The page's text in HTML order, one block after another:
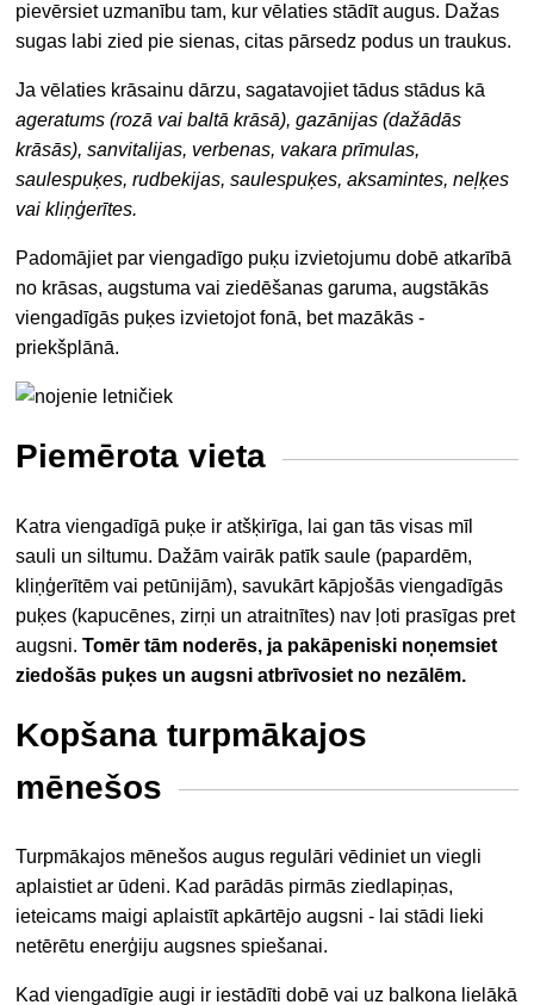
pievērsiet uzmanību tam, kur vēlaties stādīt augus. Dažas
sugas labi zied pie sienas, citas pārsedz podus un traukus.
Ja vēlaties krāsainu dārzu, sagatavojiet tādus stādus kā
ageratums (rozā vai baltā krāsā), gazānijas (dažādās
krāsās), sanvitalijas, verbenas, vakara prīmulas,
saulespuķes, rudbekijas, saulespuķes, aksamintes, neļķes
vai kliņģerītes.
Padomājiet par viengadīgo puķu izvietojumu dobē atkarībā
no krāsas, augstuma vai ziedēšanas garuma, augstākās
viengadīgās puķes izvietojot fonā, bet mazākās -
priekšplānā.
Piemērota vieta
Katra viengadīgā puķe ir atšķirīga, lai gan tās visas mīl
sauli un siltumu. Dažām vairāk patīk saule (papardēm,
kliņģerītēm vai petūnijām), savukārt kāpjošās viengadīgās
puķes (kapucēnes, zirņi un atraitnītes) nav ļoti prasīgas pret
augsni.Tomēr tām noderēs, ja pakāpeniski noņemsiet
ziedošās puķes un augsni atbrīvosiet no nezālēm.
Kopšana turpmākajos
mēnešos
Turpmākajos mēnešos augus regulāri vēdiniet un viegli
aplaistiet ar ūdeni. Kad parādās pirmās ziedlapiņas,
ieteicams maigi aplaistīt apkārtējo augsni - lai stādi lieki
netērētu enerģiju augsnes spiešanai.
Kad viengadīgie augi ir iestādīti dobē vai uz balkona lielākā